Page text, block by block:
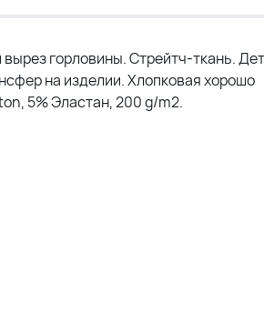
горловины. Стрейтч-ткань.
на изделии. Хлопковая хорошо
5% Эластан, 200 g/m2.